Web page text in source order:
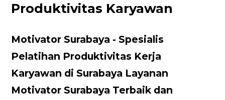
Produktivitas Karyawan
Motivator Surabaya - Spesialis
Pelatihan Produktivitas Kerja
Karyawan di Surabaya Layanan
Motivator Surabaya Terbaik dan